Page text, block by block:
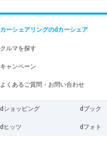
カーシェアリングのdカーシェア
クルマを探す
キャンペーン
よくあるご質問・お問い合わせ
dショッピング dブック
dヒッツ dフォト